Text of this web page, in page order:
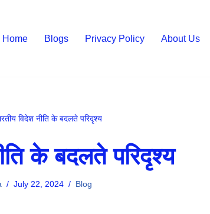
Home Blogs Privacy Policy About Us
विदेश नीति के बदलते परिदृश्य
के बदलते परिदृश्य
July 22, 2024 Blog